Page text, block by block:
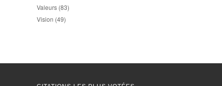
Valeurs (83)
Vision (49)